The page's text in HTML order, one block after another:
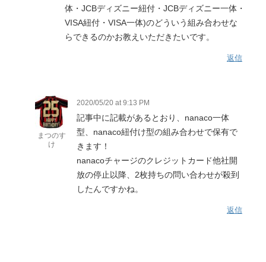
体・JCBディズニー紐付・JCBディズニー一体・
VISA紐付・VISA一体)のどういう組み合わせな
らできるのかお教えいただきたいです。
返信
まつのす
け
2020/05/20 at 9:13 PM
記事中に記載があるとおり、nanaco一体
型、nanaco紐付け型の組み合わせで保有で
きます！
nanacoチャージのクレジットカード他社開
放の停止以降、2枚持ちの問い合わせが殺到
したんですかね。
返信